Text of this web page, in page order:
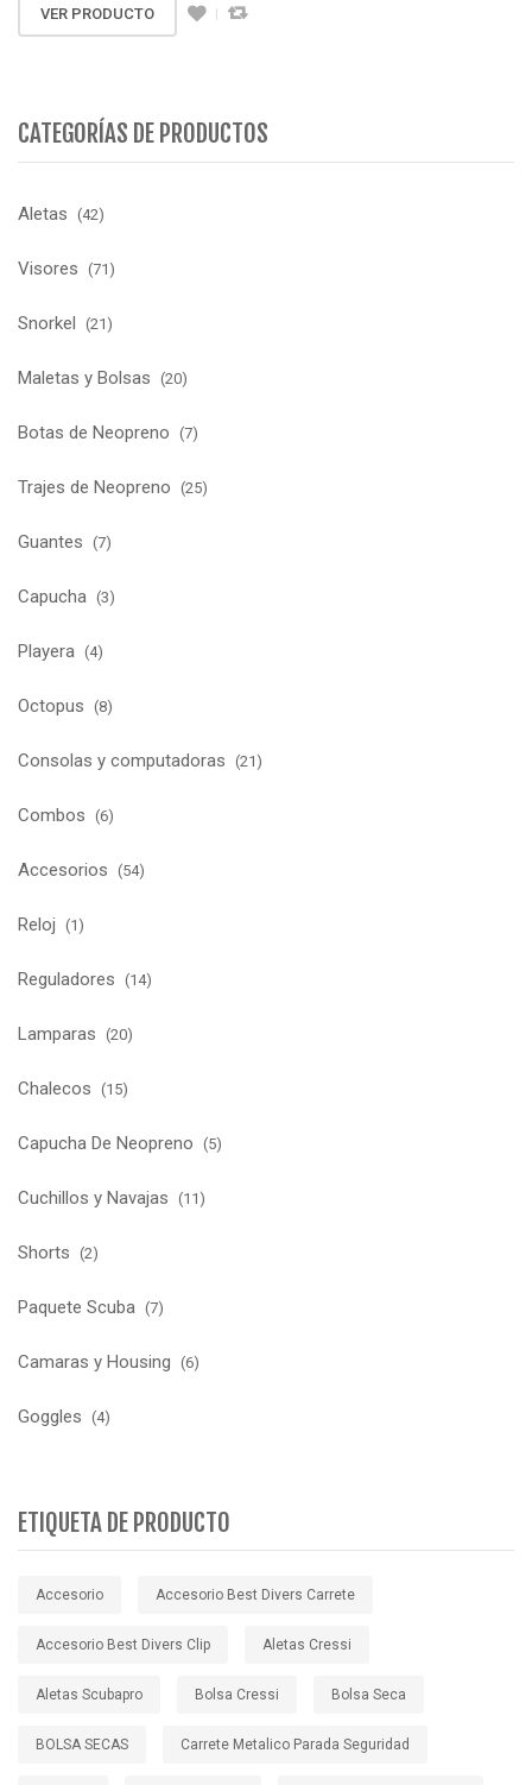
VER PRODUCTO
CATEGORÍAS DE PRODUCTOS
Aletas (42)
Visores (71)
Snorkel (21)
Maletas y Bolsas (20)
Botas de Neopreno (7)
Trajes de Neopreno (25)
Guantes (7)
Capucha (3)
Playera (4)
Octopus (8)
Consolas y computadoras (21)
Combos (6)
Accesorios (54)
Reloj (1)
Reguladores (14)
Lamparas (20)
Chalecos (15)
Capucha De Neopreno (5)
Cuchillos y Navajas (11)
Shorts (2)
Paquete Scuba (7)
Camaras y Housing (6)
Goggles (4)
ETIQUETA DE PRODUCTO
Accesorio Accesorio Best Divers Carrete
Accesorio Best Divers Clip Aletas Cressi
Aletas Scubapro Bolsa Cressi Bolsa Seca
BOLSA SECAS Carrete Metalico Parada Seguridad